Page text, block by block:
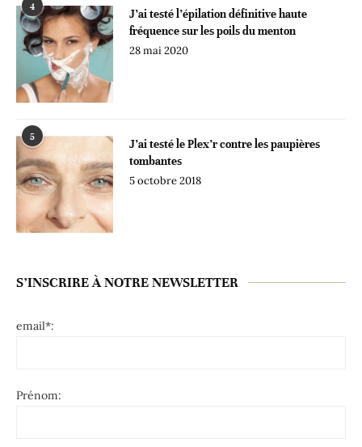
4
J’ai testé l’épilation définitive haute
fréquence sur les poils du menton
28 mai 2020
5
J’ai testé le Plex’r contre les paupières
tombantes
5 octobre 2018
S’INSCRIRE À NOTRE NEWSLETTER
email*:
Prénom: